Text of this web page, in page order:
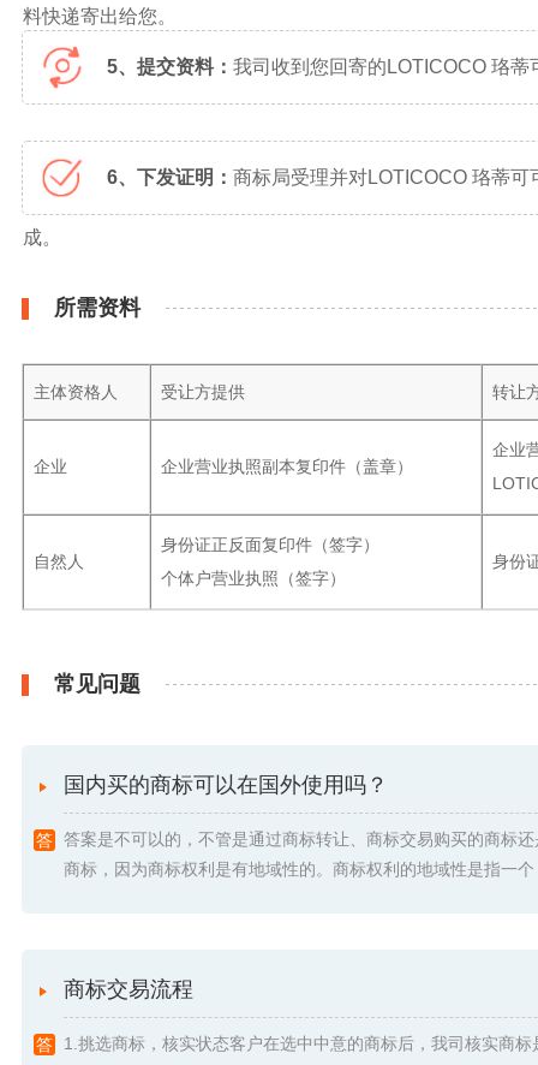
料快递寄出给您。
5、提交资料： 我司收到您回寄的LOTICOCO 珞
6、下发证明： 商标局受理并对LOTICOCO 珞蒂
成。
所需资料
主体资格人 受让方提供 转让
企业 企业营业执照副本复印件（盖章）
企业
自然人
身份证正反面复印件（签字）
个体户营业执照（签字）
身份
常见问题
国内买的商标可以在国外使用吗？
答案是不可以的，不管是通过商标转让、商标交易购买的商标
商标，因为商标权利是有地域性的。商标权利的地域性是指一
商标交易流程
1.挑选商标，核实状态客户在选中中意的商标后，我司核实商标